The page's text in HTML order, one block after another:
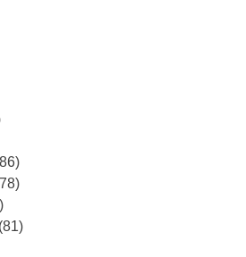
(81)